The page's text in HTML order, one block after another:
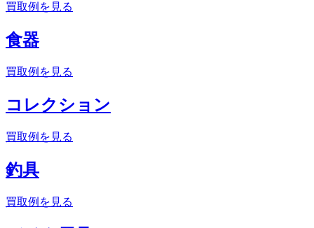
買取例を見る
食器
買取例を見る
コレクション
買取例を見る
釣具
買取例を見る